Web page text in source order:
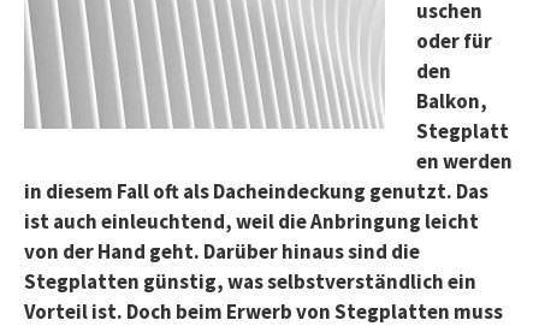
uschen
oder für
den
Balkon,
Stegplatt
en werden
in diesem Fall oft als Dacheindeckung genutzt. Das
ist auch einleuchtend, weil die Anbringung leicht
von der Hand geht. Darüber hinaus sind die
Stegplatten günstig, was selbstverständlich ein
Vorteil ist. Doch beim Erwerb von Stegplatten muss